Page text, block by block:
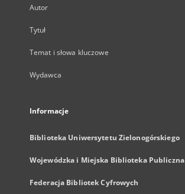
Autor
Tytuł
Temat i słowa kluczowe
Wydawca
Informacje
Biblioteka Uniwersytetu Zielonogórskiego
Wojewódzka i Miejska Biblioteka Publiczna
Federacja Bibliotek Cyfrowych